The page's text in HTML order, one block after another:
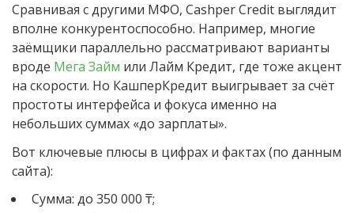
Сравнивая с другими МФО, Cashper Credit выглядит
вполне конкурентоспособно. Например, многие
заёмщики параллельно рассматривают варианты
вроде Мега Займ или Лайм Кредит, где тоже акцент
на скорости. Но КашперКредит выигрывает за счёт
простоты интерфейса и фокуса именно на
небольших суммах «до зарплаты».
Вот ключевые плюсы в цифрах и фактах (по данным
сайта):
Сумма: до 350 000 ₸;